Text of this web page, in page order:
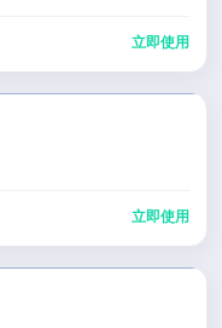
立即使用
立即使用